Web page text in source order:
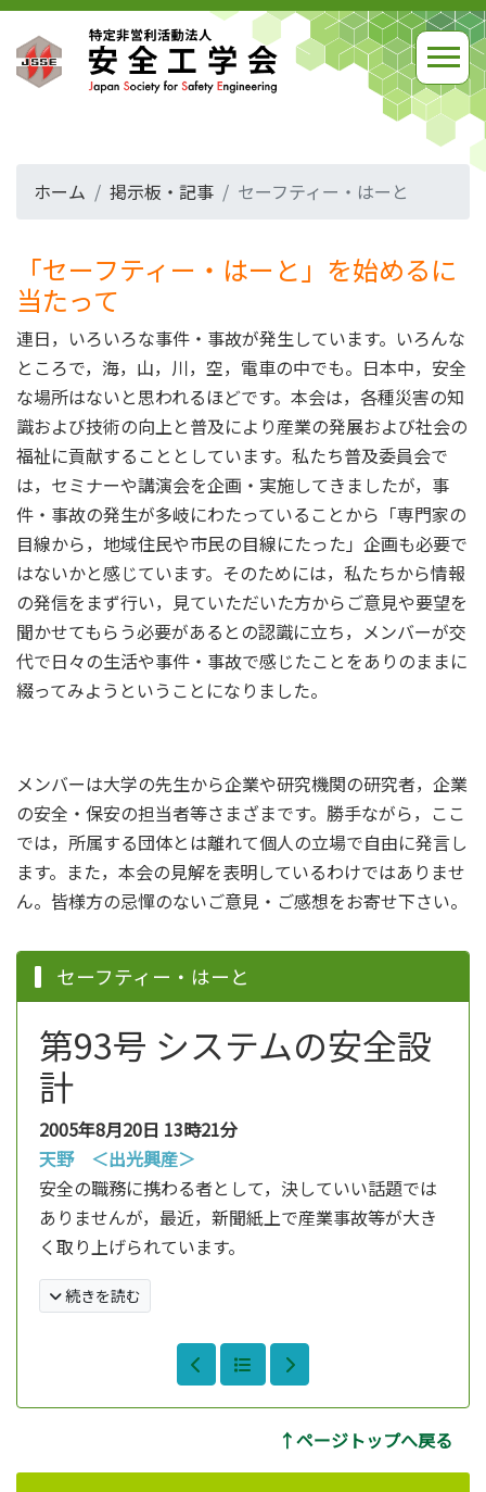
ホーム 掲示板・記事 セーフティー・はーと
「セーフティー・はーと」を始めるに
当たって
連日，いろいろな事件・事故が発生しています。いろんな
ところで，海，山，川，空，電車の中でも。日本中，安全
な場所はないと思われるほどです。本会は，各種災害の知
識および技術の向上と普及により産業の発展および社会の
福祉に貢献することとしています。私たち普及委員会で
は，セミナーや講演会を企画・実施してきましたが，事
件・事故の発生が多岐にわたっていることから「専門家の
目線から，地域住民や市民の目線にたった」企画も必要で
はないかと感じています。そのためには，私たちから情報
の発信をまず行い，見ていただいた方からご意見や要望を
聞かせてもらう必要があるとの認識に立ち，メンバーが交
代で日々の生活や事件・事故で感じたことをありのままに
綴ってみようということになりました。
メンバーは大学の先生から企業や研究機関の研究者，企業
の安全・保安の担当者等さまざまです。勝手ながら，ここ
では，所属する団体とは離れて個人の立場で自由に発言し
ます。また，本会の見解を表明しているわけではありませ
ん。皆様方の忌憚のないご意見・ご感想をお寄せ下さい。
セーフティー・はーと
第93号 システムの安全設
計
2005年8月20日 13時21分
天野 ＜出光興産＞
安全の職務に携わる者として，決していい話題では
ありませんが，最近，新聞紙上で産業事故等が大き
く取り上げられています。
続きを読む
↑ページトップへ戻る